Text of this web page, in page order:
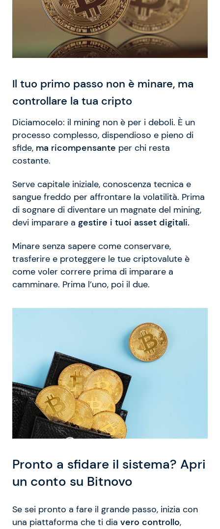
Il tuo primo passo non è minare, ma
controllare la tua cripto
Diciamocelo: il mining non è per i deboli. È un
processo complesso, dispendioso e pieno di
sfide, ma ricompensante per chi resta
costante.
Serve capitale iniziale, conoscenza tecnica e
sangue freddo per affrontare la volatilità. Prima
di sognare di diventare un magnate del mining,
devi imparare a gestire i tuoi asset digitali.
Minare senza sapere come conservare,
trasferire e proteggere le tue criptovalute è
come voler correre prima di imparare a
camminare. Prima l’uno, poi il due.
Pronto a sfidare il sistema? Apri
un conto su Bitnovo
Se sei pronto a fare il grande passo, inizia con
una piattaforma che ti dia vero controllo,